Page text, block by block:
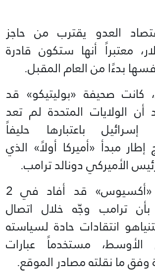
العدو يقترب من حاجز
معتبراً أنها ستكون قادرة
بدءًا من العام المقبل.
كانت صحيفة «بوليتيكو» قد
الولايات المتحدة لم تعد
باعتبارها حليفاً
إطار مبدأ «أميركا أولاً» الذي
الأميركي دونالد ترامب.
وكان موقع «أكسيوس» قد أفاد في 2
بأن ترامب وجّه خلال اتصال
انتقادات حادة لسياسته
مستخدماً عبارات
وفق ما نقلته مصادر الموقع.